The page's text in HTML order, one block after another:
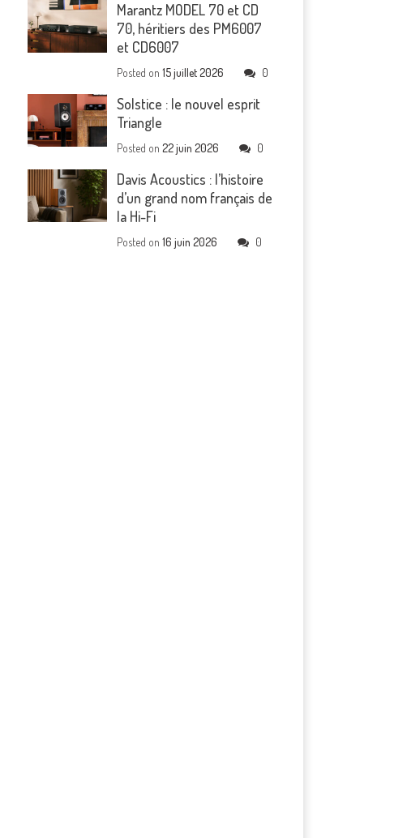
Marantz MODEL 70 et CD
70, héritiers des PM6007
et CD6007
Posted on15 juillet 2026 0
Solstice : le nouvel esprit
Triangle
Posted on22 juin 2026 0
Davis Acoustics : l’histoire
d’un grand nom français de
la Hi-Fi
Posted on16 juin 2026 0